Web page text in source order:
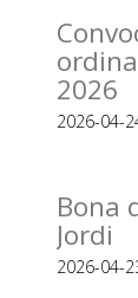
2026
2026-04-
Bona
Jordi
2026-04-